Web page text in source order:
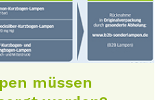
müssen